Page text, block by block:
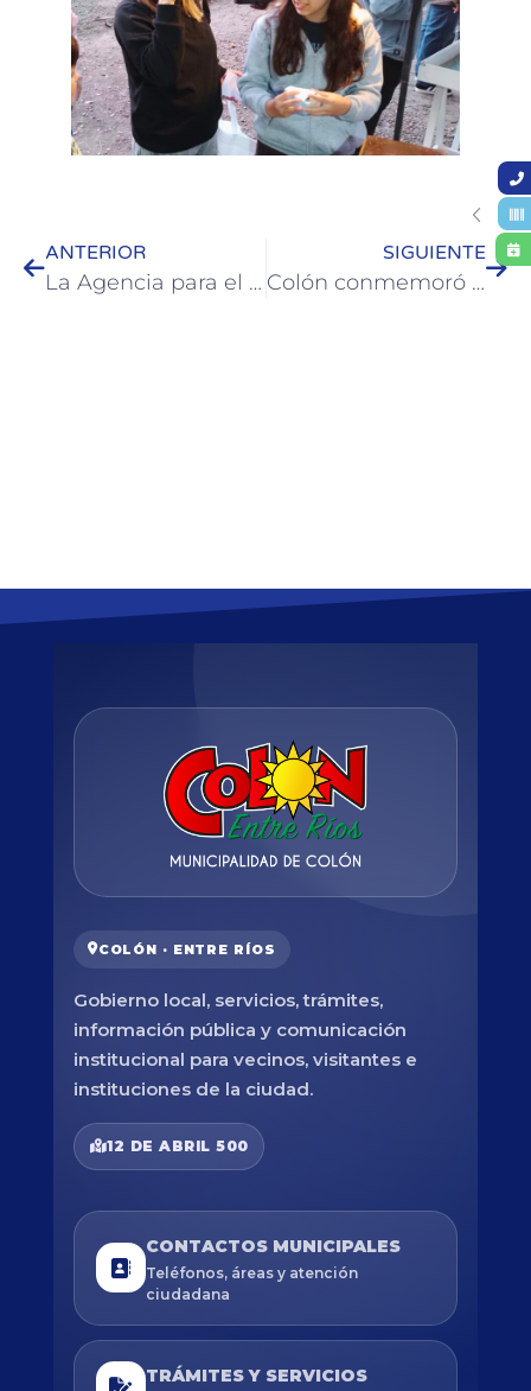
ANTERIOR
La Agencia para el Desarrollo de Colón impulsa una nueva etapa de articulación público-privada para proyectar el crecimiento de la ciudad
SIGUIENTE
Colón conmemoró el Día del Bombero Voluntario con un emotivo acto frente al cuartel local
COLÓN · ENTRE RÍOS
Gobierno local, servicios, trámites,
información pública y comunicación
institucional para vecinos, visitantes e
instituciones de la ciudad.
12 DE ABRIL 500
CONTACTOS MUNICIPALES
Teléfonos, áreas y atención
ciudadana
TRÁMITES Y SERVICIOS